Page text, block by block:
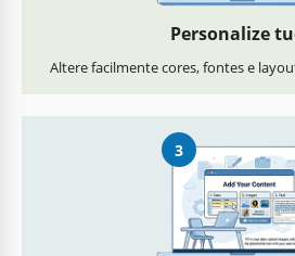
Personalize
Altere facilmente cores, fontes e
3